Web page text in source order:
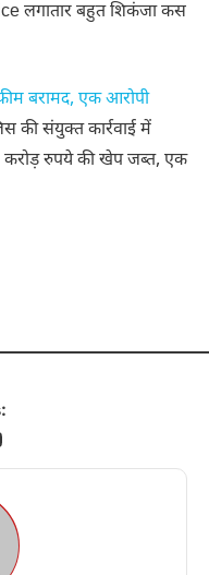
लगातार बहुत शिकंजा कस
बरामद, एक आरोपी
की संयुक्त कार्रवाई में
करोड़ रुपये की खेप जब्त, एक